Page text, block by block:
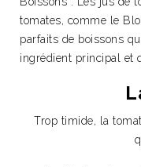
tomates, comme le
parfaits de boissons
ingrédient principal et
Trop timide, la